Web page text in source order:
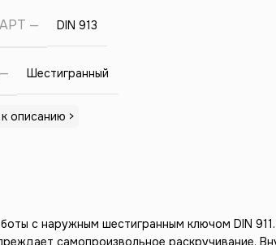
DIN 913
Шестигранный
описанию >
с наружным шестигранным ключом DIN
самопроизвольное раскручивание.